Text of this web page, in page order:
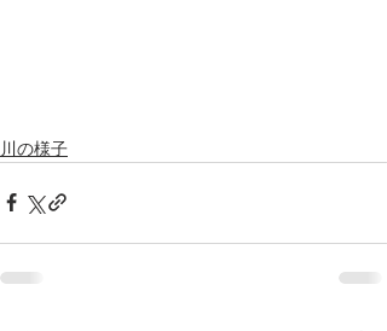
川の様子